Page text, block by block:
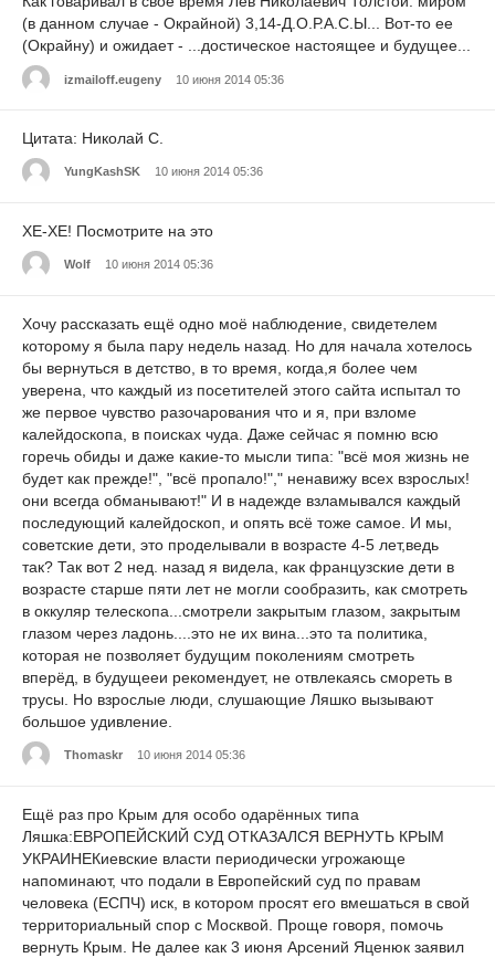
(в данном случае - Окрайной) 3,14-Д.О.Р.А.С.Ы... Вот-то ее
(Окрайну) и ожидает - ...достическое настоящее и будущее...
izmailoff.eugeny 10 июня 2014 05:36
Цитата: Николай С.
YungKashSK 10 июня 2014 05:36
ХЕ-ХЕ! Посмотрите на это
Wolf 10 июня 2014 05:36
Хочу рассказать ещё одно моё наблюдение, свидетелем
которому я была пару недель назад. Но для начала хотелось
бы вернуться в детство, в то время, когда,я более чем
уверена, что каждый из посетителей этого сайта испытал то
же первое чувство разочарования что и я, при взломе
калейдоскопа, в поисках чуда. Даже сейчас я помню всю
горечь обиды и даже какие-то мысли типа: "всё моя жизнь не
будет как прежде!", "всё пропало!"," ненавижу всех взрослых!
они всегда обманывают!" И в надежде взламывался каждый
последующий калейдоскоп, и опять всё тоже самое. И мы,
советские дети, это проделывали в возрасте 4-5 лет,ведь
так? Так вот 2 нед. назад я видела, как французские дети в
возрасте старше пяти лет не могли сообразить, как смотреть
в оккуляр телескопа...смотрели закрытым глазом, закрытым
глазом через ладонь....это не их вина...это та политика,
которая не позволяет будущим поколениям смотреть
вперёд, в будущееи рекомендует, не отвлекаясь смореть в
трусы. Но взрослые люди, слушающие Ляшко вызывают
большое удивление.
Thomaskr 10 июня 2014 05:36
Ещё раз про Крым для особо одарённых типа
Ляшка:ЕВРОПЕЙСКИЙ СУД ОТКАЗАЛСЯ ВЕРНУТЬ КРЫМ
УКРАИНЕКиевские власти периодически угрожающе
напоминают, что подали в Европейский суд по правам
человека (ЕСПЧ) иск, в котором просят его вмешаться в свой
территориальный спор с Москвой. Проще говоря, помочь
вернуть Крым. Не далее как 3 июня Арсений Яценюк заявил